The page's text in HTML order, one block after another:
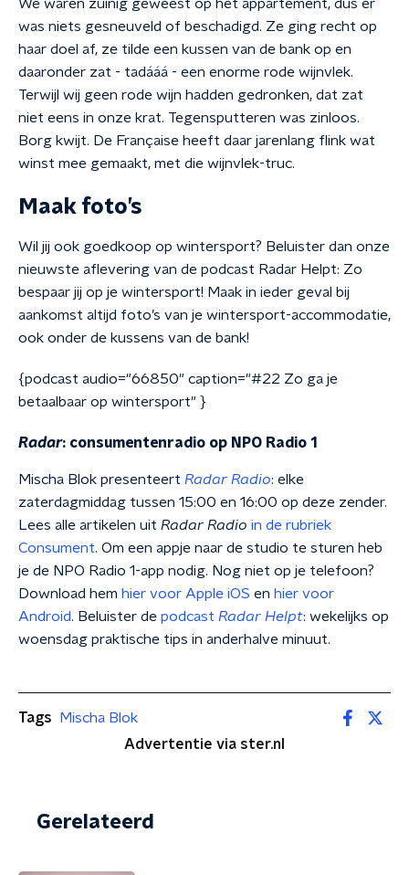
We waren zuinig geweest op het appartement, dus er
was niets gesneuveld of beschadigd. Ze ging recht op
haar doel af, ze tilde een kussen van de bank op en
daaronder zat - tadááá - een enorme rode wijnvlek.
Terwijl wij geen rode wijn hadden gedronken, dat zat
niet eens in onze krat. Tegensputteren was zinloos.
Borg kwijt. De Française heeft daar jarenlang flink wat
winst mee gemaakt, met die wijnvlek-truc.
Maak foto’s
Wil jij ook goedkoop op wintersport? Beluister dan onze
nieuwste aflevering van de podcast Radar Helpt: Zo
bespaar jij op je wintersport! Maak in ieder geval bij
aankomst altijd foto’s van je wintersport-accommodatie,
ook onder de kussens van de bank!
{podcast audio="66850" caption="#22 Zo ga je
betaalbaar op wintersport" }
Radar: consumentenradio op NPO Radio 1
Mischa Blok presenteert Radar Radio: elke
zaterdagmiddag tussen 15:00 en 16:00 op deze zender.
Lees alle artikelen uit Radar Radio in de rubriek
Consument. Om een appje naar de studio te sturen heb
je de NPO Radio 1-app nodig. Nog niet op je telefoon?
Download hem hier voor Apple iOS en hier voor
Android. Beluister de podcast Radar Helpt: wekelijks op
woensdag praktische tips in anderhalve minuut.
Tags
Mischa Blok
Advertentie via ster.nl
Gerelateerd